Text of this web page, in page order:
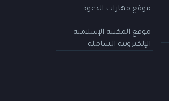
موقع مهارات الدعوة
موقع المكتبة الإسلامية
الإلكترونية الشاملة